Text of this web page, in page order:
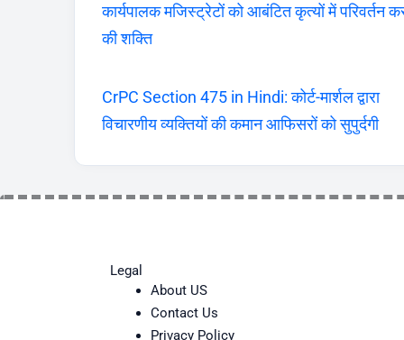
कार्यपालक मजिस्ट्रेटों को आबंटित कृत्यों में परिवर्तन
की शक्ति
CrPC Section 475 in Hindi: कोर्ट-मार्शल द्वारा
विचारणीय व्यक्तियों की कमान आफिसरों को सुपुर्दगी
Legal
About US
Contact Us
Privacy Policy